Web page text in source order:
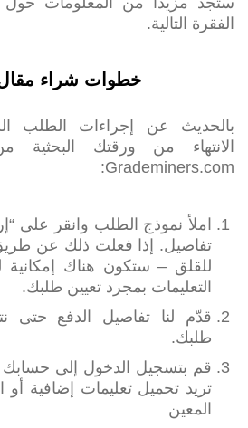
الفقرة التالية.
خطوات شراء
بالحديث عن إجراءات الطلب
الانتهاء من ورقتك
Grademiners.com:
املأ نموذج الطلب وانقر على
تفاصيل. إذا فعلت ذلك عن
للقلق – ستكون هناك إمكانية
التعليمات بمجرد تعيين طلبك.
قدّم لنا تفاصيل الدفع حتى
طلبك.
قم بتسجيل الدخول إلى
تريد تحميل تعليمات إضافية أو
المعين